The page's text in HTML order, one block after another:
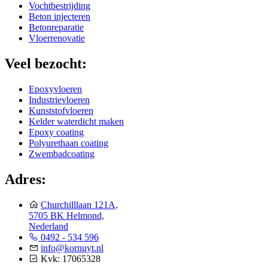
Vochtbestrijding
Beton injecteren
Betonreparatie
Vloerrenovatie
Veel bezocht:
Epoxyvloeren
Industrievloeren
Kunststofvloeren
Kelder waterdicht maken
Epoxy coating
Polyurethaan coating
Zwembadcoating
Adres:
Churchilllaan 121A,
5705 BK Helmond,
Nederland
0492 - 534 596
info@kornuyt.nl
Kvk: 17065328